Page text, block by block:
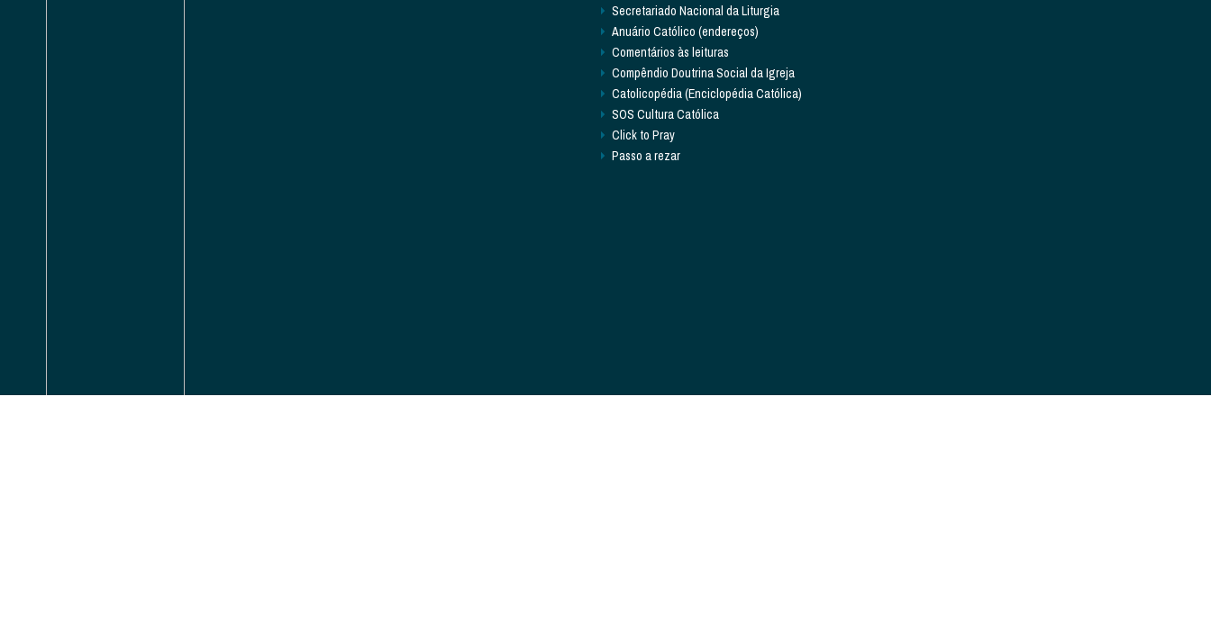
Secretariado Nacional da Liturgia
Anuário Católico (endereços)
Comentários às leituras
Compêndio Doutrina Social da Igreja
Catolicopédia (Enciclopédia Católica)
SOS Cultura Católica
Click to Pray
Passo a rezar